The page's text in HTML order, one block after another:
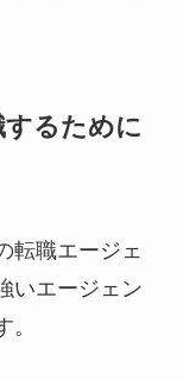
するために
転職エージェ
いエージェン